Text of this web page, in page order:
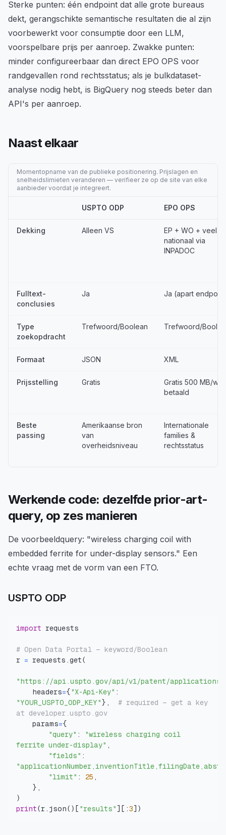
Sterke punten: één endpoint dat alle grote bureaus
dekt, gerangschikte semantische resultaten die al zijn
voorbewerkt voor consumptie door een LLM,
voorspelbare prijs per aanroep. Zwakke punten:
minder configureerbaar dan direct EPO OPS voor
randgevallen rond rechtsstatus; als je bulkdataset-
analyse nodig hebt, is BigQuery nog steeds beter dan
API's per aanroep.
Naast elkaar
Momentopname van de publieke positionering. Prijslagen en
snelheidslimieten veranderen — verifieer ze op de site van elke
aanbieder voordat je integreert.
USPTO ODP EPO OPS
Dekking Alleen VS
EP + WO + veel
nationaal via
INPADOC
Fulltext-
conclusies
Ja Ja (apart
Type
zoekopdracht
Trefwoord/Boolean Trefwoord/
Formaat JSON XML
Prijsstelling Gratis
Gratis 500 MB/wk
betaald
Beste
passing
Amerikaanse bron
van
overheidsniveau
Internationale
families &
rechtsstatus
Werkende code: dezelfde prior-art-
query, op zes manieren
De voorbeeldquery: "wireless charging coil with
embedded ferrite for under-display sensors." Een
echte vraag met de vorm van een FTO.
USPTO ODP
import
# Open Data Portal — keyword/Boolean
r = requests .get(
"https://api.uspto.gov/api/v1/patent/applications/
    headers
={ "X-Api-Key" :
"YOUR_USPTO_ODP_KEY" } ,
# required — get a key
at developer.uspto.gov
    params
={
"query" :
"wireless charging coil
ferrite under-display" ,
"fields" :
"limit" : 25 ,
} ,
)
print(r . json( ) [ "results" ] [ :3] )